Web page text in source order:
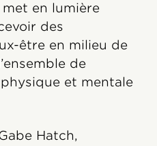
met en lumière
des
être en milieu de
de
physique et mentale
Hatch,